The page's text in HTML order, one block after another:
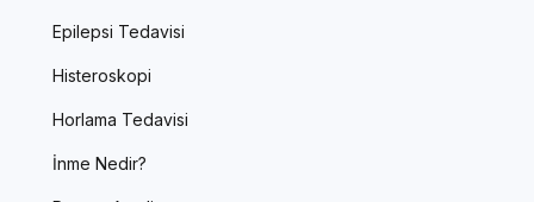
Epilepsi Tedavisi
Histeroskopi
Horlama Tedavisi
İnme Nedir?